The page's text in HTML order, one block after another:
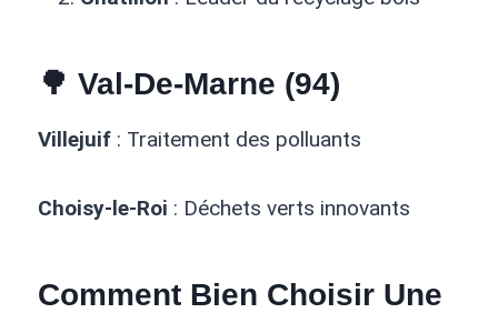
🌳 Val-De-Marne (94)
Villejuif : Traitement des polluants
Choisy-le-Roi : Déchets verts innovants
Comment Bien Choisir Une